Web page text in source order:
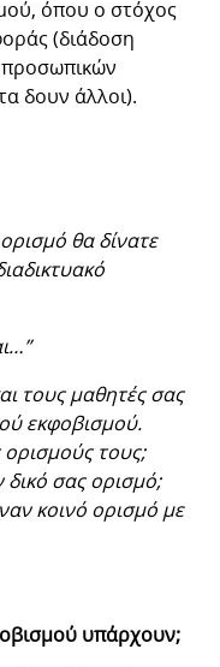
όπου ο στόχος
(διάδοση
δουν άλλοι).
θα δίνατε
τους μαθητές σας
εκφοβισμού.
ορισμούς τους;
δικό σας ορισμό;
κοινό ορισμό με
υπάρχουν;